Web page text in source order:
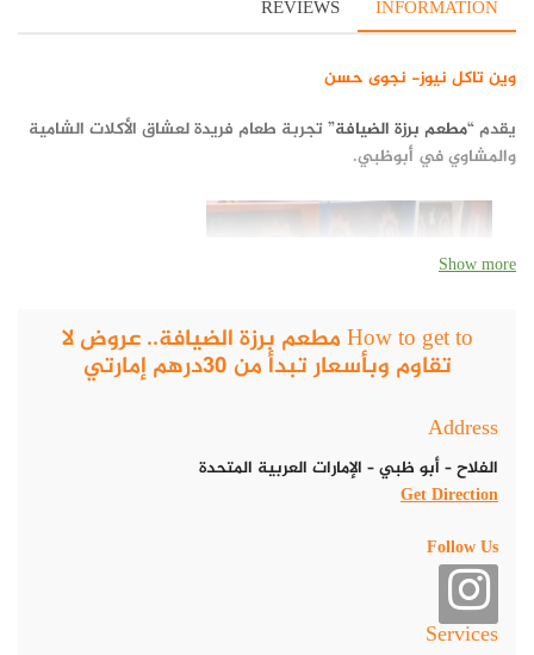
INFORMATION
REVIEWS
وين تاكل نيوز- نجوى حسن
يقدم “مطعم برزة الضيافة” تجربة طعام فريدة لعشاق الأكلات الشامية
والمشاوي في أبوظبي.
المطعم يشتهر بجودة المكونات وطرق التحضير المميزة، مع عروض
Show more
How to get to مطعم برزة الضيافة.. عروض لا
تقاوم وبأسعار تبدأ من 30درهم إمارتي
Address
الفلاح – أبو ظبي – الإمارات العربية المتحدة
Get Direction
Follow Us
Services